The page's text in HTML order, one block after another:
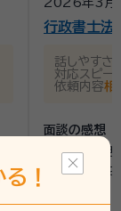
2026年3月
行政書士法
話しやすさ
対応スピー
依頼内容相
面談の感想
いち早く電
費用に大き
！